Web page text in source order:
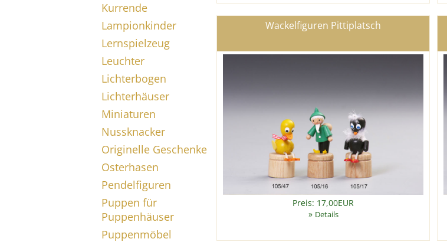
Kurrende
Lampionkinder
Lernspielzeug
Leuchter
Lichterbogen
Lichterhäuser
Miniaturen
Nussknacker
Originelle Geschenke
Osterhasen
Pendelfiguren
Puppen für
Puppenhäuser
Puppenmöbel
Wackelfiguren Pittiplatsch
Preis: 17,00EUR
» Details